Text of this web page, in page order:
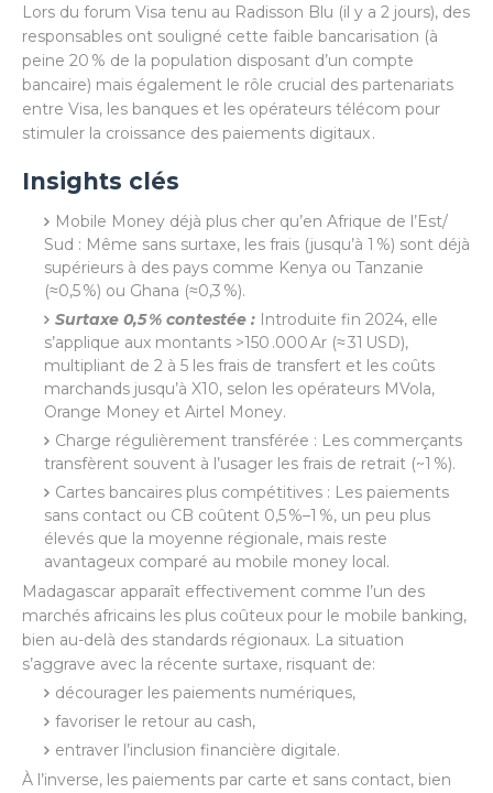
Lors du forum Visa tenu au Radisson Blu (il y a 2 jours), des
responsables ont souligné cette faible bancarisation (à
peine 20 % de la population disposant d’un compte
bancaire) mais également le rôle crucial des partenariats
entre Visa, les banques et les opérateurs télécom pour
stimuler la croissance des paiements digitaux .
Insights clés
Mobile Money déjà plus cher qu’en Afrique de l’Est/
Sud : Même sans surtaxe, les frais (jusqu’à 1 %) sont déjà
supérieurs à des pays comme Kenya ou Tanzanie
(≈0,5 %) ou Ghana (≈0,3 %).
Surtaxe 0,5 % contestée : Introduite fin 2024, elle
s’applique aux montants >150 .000 Ar (≈ 31 USD),
multipliant de 2 à 5 les frais de transfert et les coûts
marchands jusqu’à X10, selon les opérateurs MVola,
Orange Money et Airtel Money.
Charge régulièrement transférée : Les commerçants
transfèrent souvent à l’usager les frais de retrait (~1 %).
Cartes bancaires plus compétitives : Les paiements
sans contact ou CB coûtent 0,5 %–1 %, un peu plus
élevés que la moyenne régionale, mais reste
avantageux comparé au mobile money local.
Madagascar apparaît effectivement comme l’un des
marchés africains les plus coûteux pour le mobile banking,
bien au-delà des standards régionaux. La situation
s’aggrave avec la récente surtaxe, risquant de:
décourager les paiements numériques,
favoriser le retour au cash,
entraver l’inclusion financière digitale.
À l’inverse, les paiements par carte et sans contact, bien